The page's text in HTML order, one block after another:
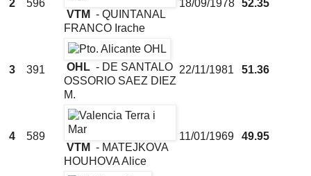
2
596
VTM - QUINTANAL
FRANCO Irache
18/09/1978 52.35
3 391 OHL - DE SANTALO
OSSORIO SAEZ DIEZ
M.
22/11/1981 51.36
4
589
VTM - MATEJKOVA
HOUHOVA Alice
11/01/1969 49.95